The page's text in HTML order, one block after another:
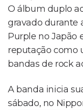
O álbum duplo
gravado durante
Purple no Japão
reputação como
bandas de rock
A banda inicia
sábado, no